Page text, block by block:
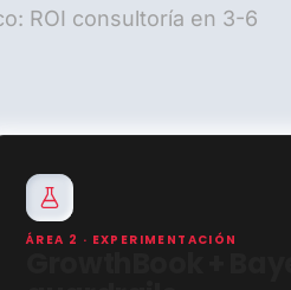
ROI consultoría en 3-6
ÁREA 2 · EXPERIMENTACIÓN